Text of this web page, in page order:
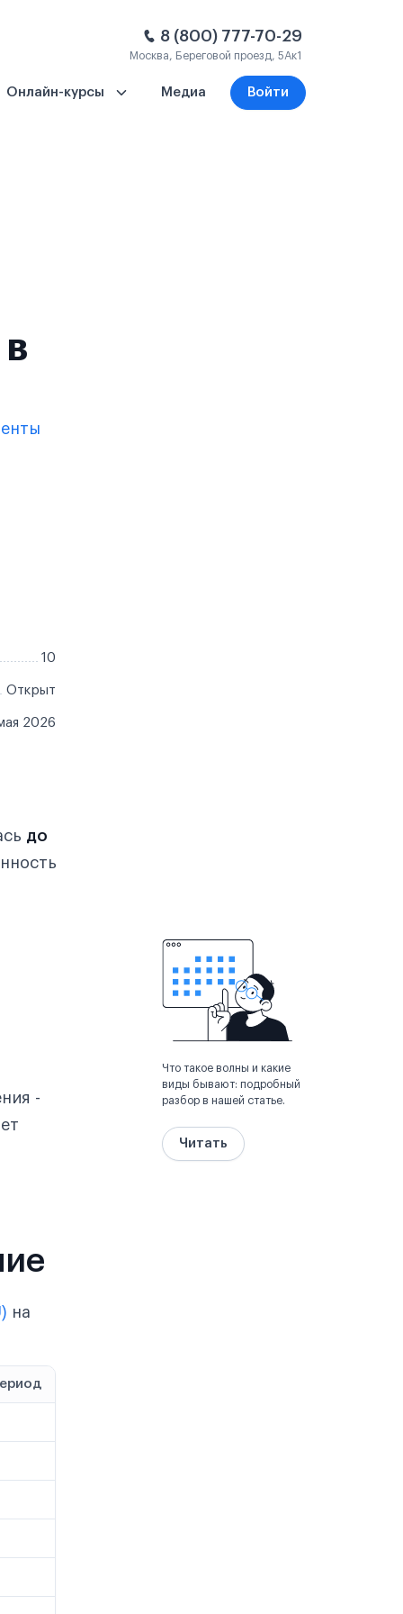
8 (800) 777-70-29
Москва, Береговой проезд, 5Ак1
Онлайн-курсы Медиа Войти
10
Открыт
2026
до
-
Что такое волны и какие
виды бывают: подробный
разбор в нашей статье.
Читать
на